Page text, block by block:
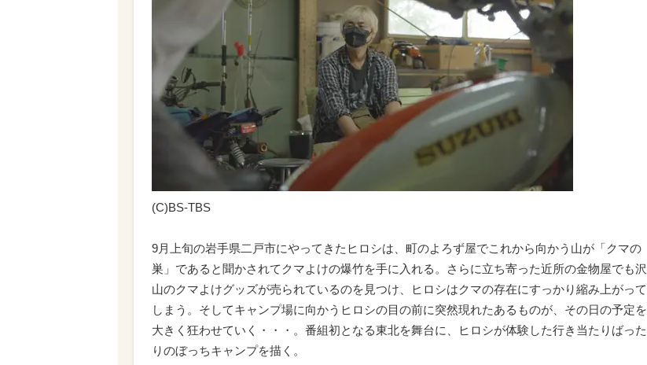
(C)BS-TBS
9月上旬の岩手県二戸市にやってきたヒロシは、町のよろず屋でこれから向かう山が「クマの
巣」であると聞かされてクマよけの爆竹を手に入れる。さらに立ち寄った近所の金物屋でも沢
山のクマよけグッズが売られているのを見つけ、ヒロシはクマの存在にすっかり縮み上がって
しまう。そしてキャンプ場に向かうヒロシの目の前に突然現れたあるものが、その日の予定を
大きく狂わせていく・・・。番組初となる東北を舞台に、ヒロシが体験した行き当たりばった
りのぼっちキャンプを描く。